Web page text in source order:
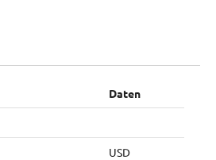
Daten
USD